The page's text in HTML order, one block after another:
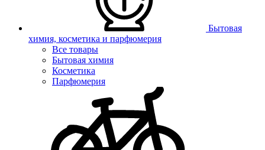
Бытовая
химия, косметика и парфюмерия
Все товары
Бытовая химия
Косметика
Парфюмерия